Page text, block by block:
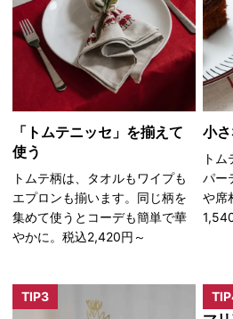
「トムテニッセ」を揃えて
使う
トムテ柄は、タオルもワイプも
エプロンも揃います。同じ柄を
集めて使うとコーデも簡単で華
やかに。税込2,420円～
小
ト
パー
や席
TIP3